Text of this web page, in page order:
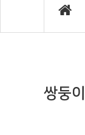
쌍둥